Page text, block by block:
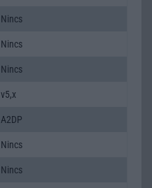
Nincs
Nincs
Nincs
v5,x
A2DP
Nincs
Nincs